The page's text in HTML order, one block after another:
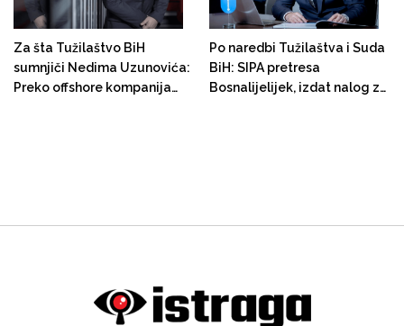
Za šta Tužilaštvo BiH
sumnjiči Nedima Uzunovića:
Preko offshore kompanija
Po naredbi Tužilaštva i Suda
BiH: SIPA pretresa
Bosnalijelijek, izdat nalog za